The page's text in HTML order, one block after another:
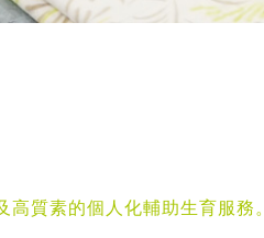
質素的個人化輔助生育服務。